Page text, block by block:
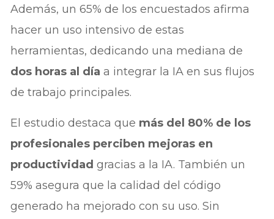
Además, un 65% de los encuestados afirma
hacer un uso intensivo de estas
herramientas, dedicando una mediana de
dos horas al día a integrar la IA en sus flujos
de trabajo principales.
El estudio destaca que más del 80% de los
profesionales perciben mejoras en
productividad gracias a la IA. También un
59% asegura que la calidad del código
generado ha mejorado con su uso. Sin